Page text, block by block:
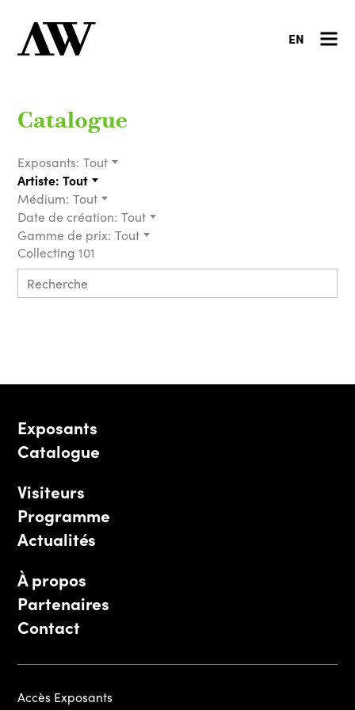
EN
Catalogue
Exposants: Tout
Artiste: Tout
Médium: Tout
Date de création: Tout
Gamme de prix: Tout
Collecting 101
Exposants
Catalogue
Visiteurs
Programme
Actualités
À propos
Partenaires
Contact
Accès Exposants